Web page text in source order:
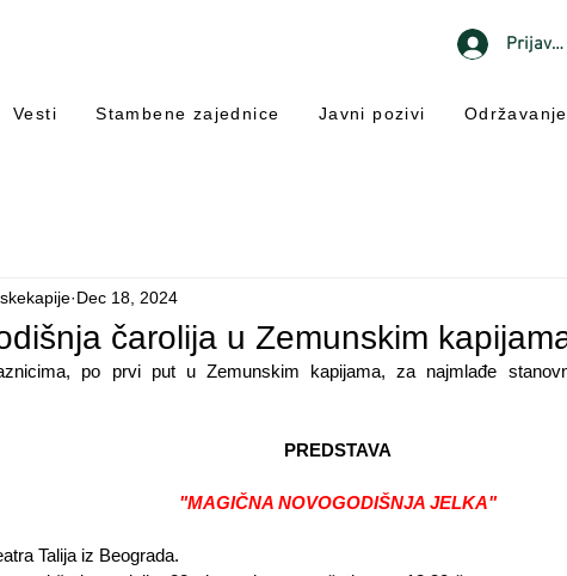
Prijavi se
Vesti Stambene zajednice Javni pozivi Održavanje
čarolija u Zemunskim
Dec 18, 2024
po prvi put u Zemunskim kapijama, za najmlađe
PREDSTAVA
"MAGIČNA NOVOGODIŠNJA JELKA"
Talija iz Beograda.